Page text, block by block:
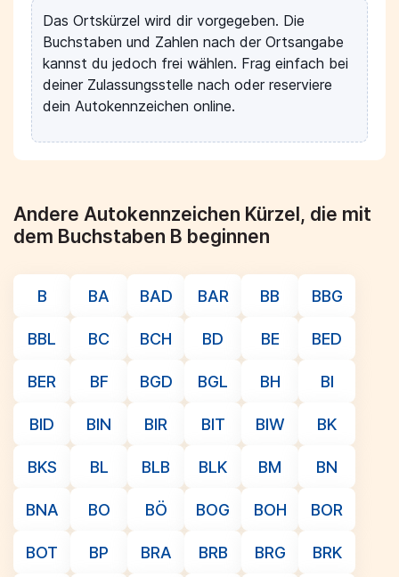
Das Ortskürzel wird dir vorgegeben. Die
Buchstaben und Zahlen nach der Ortsangabe
kannst du jedoch frei wählen. Frag einfach bei
deiner Zulassungsstelle nach oder reserviere
dein Autokennzeichen online.
Andere Autokennzeichen Kürzel, die mit
dem Buchstaben B beginnen
B BA BAD BAR BB BBG
BBL BC BCH BD BE BED
BER BF BGD BGL BH BI
BID BIN BIR BIT BIW BK
BKS BL BLB BLK BM BN
BNA BO BÖ BOG BOH BOR
BOT BP BRA BRB BRG BRK